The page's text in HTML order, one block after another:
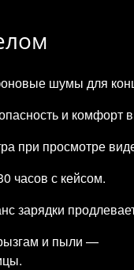
шумы для
и комфорт
при просмотре
часов с кейсом.
зарядки
и пыли —